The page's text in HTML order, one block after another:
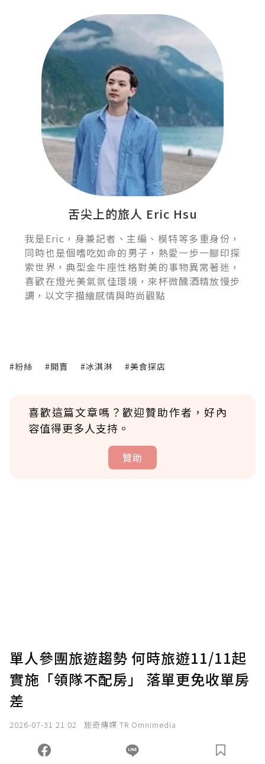
舌尖上的旅人 Eric Hsu
我是Eric，身兼記者、主編、模特等多重身份，
同時也是個嗜吃如命的男子，熱愛一步一腳印探
索世界，典型金牛座性格對美的事物異常著迷，
喜歡在燈光美氣氛佳環境，來杯微醺酒精放慢步
調，以文字描繪感情與時尚觀點
#粉絲 #開賣 #冰淇淋 #美食探店
喜歡這篇文章嗎？歡迎贊助作者，好內
容值得更多人支持。
贊助
確認送出
您當前剩餘 U 利點數：0點；前往 購買點數
單人參團旅遊趨勢 何時旅遊11/11起
實施「領隊不配房」 落單更免收單房
差
2026-07-31 21:02 旅奇傳媒 TR Omnimedia